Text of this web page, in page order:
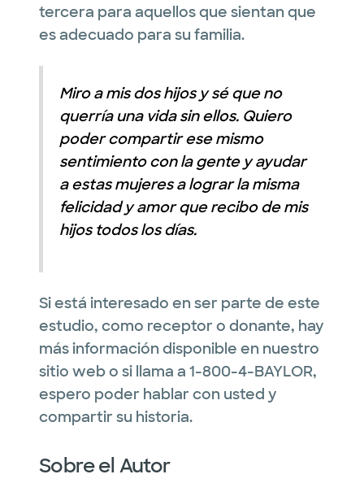
tercera para aquellos que sientan que
es adecuado para su familia.
Miro a mis dos hijos y sé que no
querría una vida sin ellos. Quiero
poder compartir ese mismo
sentimiento con la gente y ayudar
a estas mujeres a lograr la misma
felicidad y amor que recibo de mis
hijos todos los días.
Si está interesado en ser parte de este
estudio, como receptor o donante, hay
más información disponible en nuestro
sitio web o si llama a 1-800-4-BAYLOR,
espero poder hablar con usted y
compartir su historia.
Sobre el Autor